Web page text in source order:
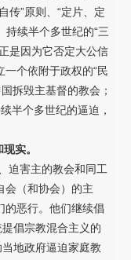
传”原则、“定片、定
持续半个多世纪的“三
是因为它否定大公信
个依附于政权的“民
拆毁主基督的教会；
半个多世纪的逼迫，
实。
害主的教会和同工
会（和协会）的主
的恶行。他们继续倡
倡宗教混合主义的
地政府逼迫家庭教